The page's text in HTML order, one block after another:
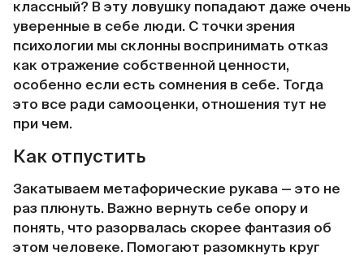
классный? В эту ловушку попадают даже очень
уверенные в себе люди. С точки зрения
психологии мы склонны воспринимать отказ
как отражение собственной ценности,
особенно если есть сомнения в себе. Тогда
это все ради самооценки, отношения тут не
при чем.
Как отпустить
Закатываем метафорические рукава — это не
раз плюнуть. Важно вернуть себе опору и
понять, что разорвалась скорее фантазия об
этом человеке. Помогают разомкнуть круг